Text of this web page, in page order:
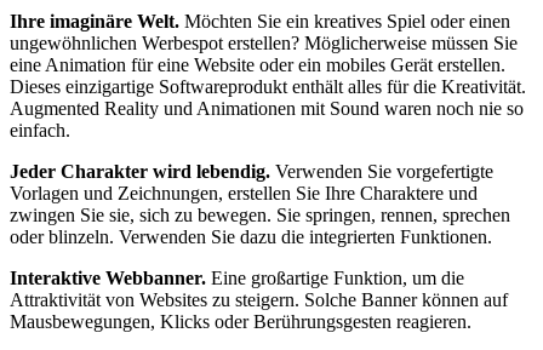
Ihre imaginäre Welt. Möchten Sie ein kreatives Spiel oder einen
ungewöhnlichen Werbespot erstellen? Möglicherweise müssen Sie
eine Animation für eine Website oder ein mobiles Gerät erstellen.
Dieses einzigartige Softwareprodukt enthält alles für die Kreativität.
Augmented Reality und Animationen mit Sound waren noch nie so
einfach.
Jeder Charakter wird lebendig. Verwenden Sie vorgefertigte
Vorlagen und Zeichnungen, erstellen Sie Ihre Charaktere und
zwingen Sie sie, sich zu bewegen. Sie springen, rennen, sprechen
oder blinzeln. Verwenden Sie dazu die integrierten Funktionen.
Interaktive Webbanner. Eine großartige Funktion, um die
Attraktivität von Websites zu steigern. Solche Banner können auf
Mausbewegungen, Klicks oder Berührungsgesten reagieren.